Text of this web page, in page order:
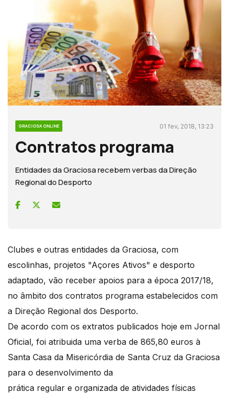
GRACIOSA ONLINE 01 fev, 2018, 13:23
Contratos programa
Entidades da Graciosa recebem verbas da Direção
Regional do Desporto
Clubes e outras entidades da Graciosa, com
escolinhas, projetos "Açores Ativos" e desporto
adaptado, vão receber apoios para a época 2017/18,
no âmbito dos contratos programa estabelecidos com
a Direção Regional dos Desporto.
De acordo com os extratos publicados hoje em Jornal
Oficial, foi atribuida uma verba de 865,80 euros à
Santa Casa da Misericórdia de Santa Cruz da Graciosa
para o desenvolvimento da
prática regular e organizada de atividades físicas